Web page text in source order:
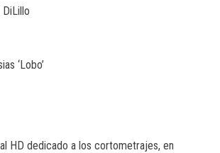
DiLillo
‘Lobo’
HD dedicado a los cortometrajes, en